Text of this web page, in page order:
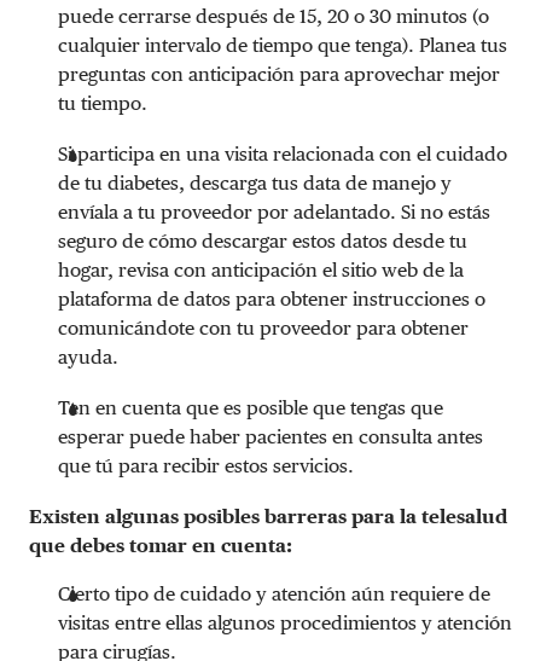
puede cerrarse después de 15, 20 o 30 minutos (o
cualquier intervalo de tiempo que tenga). Planea tus
preguntas con anticipación para aprovechar mejor
tu tiempo.
Si participa en una visita relacionada con el cuidado
de tu diabetes, descarga tus data de manejo y
envíala a tu proveedor por adelantado. Si no estás
seguro de cómo descargar estos datos desde tu
hogar, revisa con anticipación el sitio web de la
plataforma de datos para obtener instrucciones o
comunicándote con tu proveedor para obtener
ayuda.
Ten en cuenta que es posible que tengas que
esperar puede haber pacientes en consulta antes
que tú para recibir estos servicios.
Existen algunas posibles barreras para la telesalud
que debes tomar en cuenta:
Cierto tipo de cuidado y atención aún requiere de
visitas entre ellas algunos procedimientos y atención
para cirugías.